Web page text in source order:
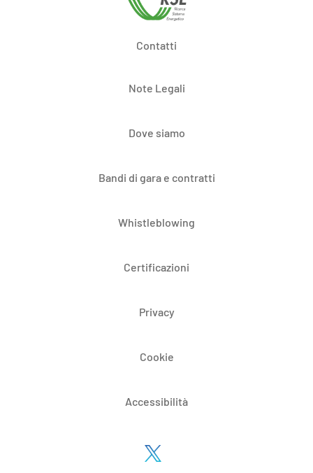
Contatti
Note Legali
Dove siamo
Bandi di gara e contratti
Whistleblowing
Certificazioni
Privacy
Cookie
Accessibilità